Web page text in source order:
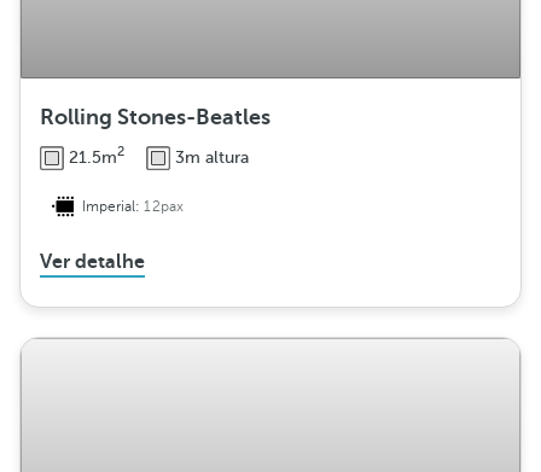
Rolling Stones-Beatles
21.5m2 3m altura
Imperial:12pax
Ver detalhe